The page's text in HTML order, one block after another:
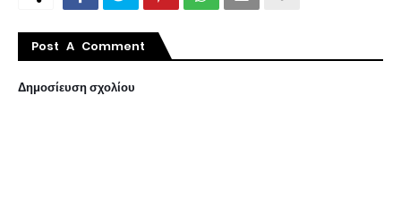
Post A Comment
Δημοσίευση σχολίου